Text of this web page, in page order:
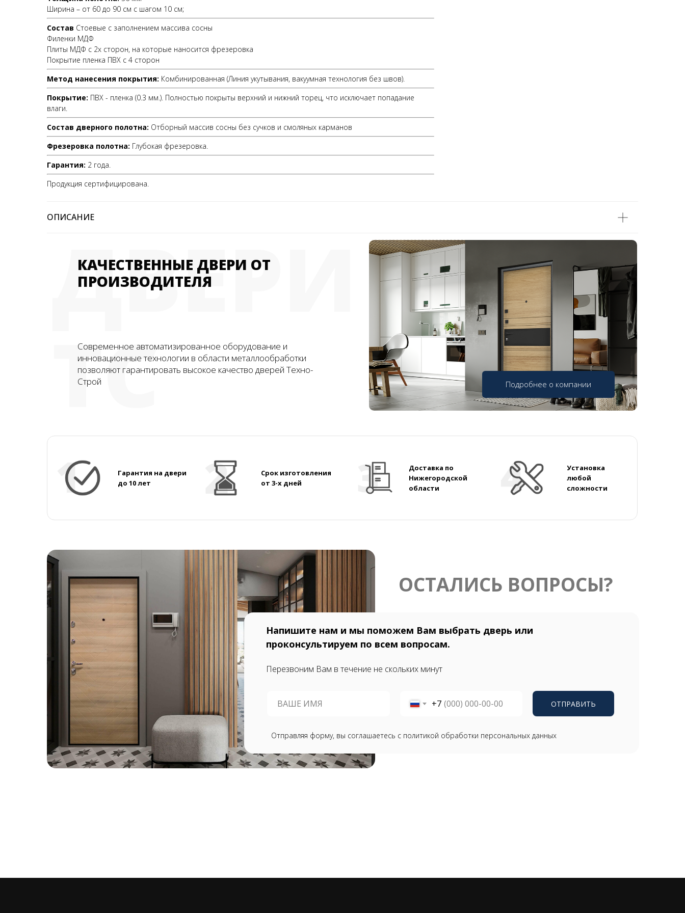
Ширина – от 60 до 90 см с шагом 10 см;
Состав Стоевые с заполнением массива сосны
Филенки МДФ
Плиты МДФ с 2х сторон, на которые наносится фрезеровка
Покрытие пленка ПВХ с 4 сторон
Метод нанесения покрытия: Комбинированная (Линия укутывания, вакуумная технология без швов).
Покрытие: ПВХ - пленка (0.3 мм.). Полностью покрыты верхний и нижний торец, что исключает попадание
влаги.
Состав дверного полотна: Отборный массив сосны без сучков и смоляных карманов
Фрезеровка полотна: Глубокая фрезеровка.
Гарантия: 2 года.
Продукция сертифицирована.
ОПИСАНИЕ
ДВЕРИ
ТС
КАЧЕСТВЕННЫЕ ДВЕРИ ОТ
ПРОИЗВОДИТЕЛЯ
Подробнее о компании
Современное автоматизированное оборудование и
инновационные технологии в области металлообработки
позволяют гарантировать высокое качество дверей Техно-
Строй
Гарантия на двери
до 10 лет
Срок изготовления
от 3-х дней
Доставка по
Нижегородской
области
Установка
любой
сложности
+7 ОТПРАВИТЬ
ОСТАЛИСЬ ВОПРОСЫ?
Напишите нам и мы поможем Вам выбрать дверь или
проконсультируем по всем вопросам.
Перезвоним Вам в течение не скольких минут
Отправляя форму, вы соглашаетесь с политикой обработки персональных данных